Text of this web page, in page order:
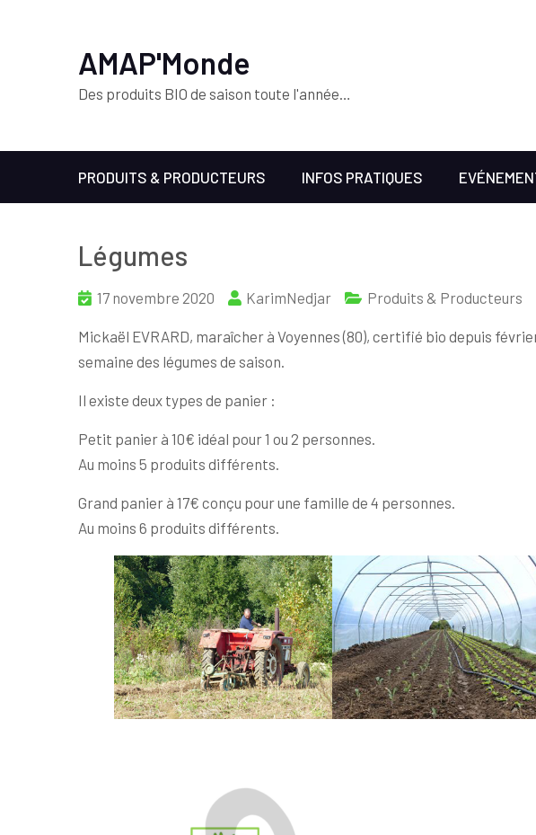
AMAP'Monde
Des produits BIO de saison toute l'année…
PRODUITS & PRODUCTEURS INFOS PRATIQUES
Légumes
17 novembre 2020 KarimNedjar Produits & Producteurs
Mickaël EVRARD, maraîcher à Voyennes (80), certifié bio depuis
semaine des légumes de saison.
Il existe deux types de panier :
Petit panier à 10€ idéal pour 1 ou 2 personnes.
Au moins 5 produits différents.
Grand panier à 17€ conçu pour une famille de 4 personnes.
Au moins 6 produits différents.